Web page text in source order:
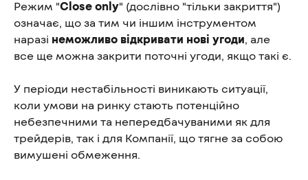
Режим "Close only" (дослівно "тільки закриття")
означає, що за тим чи іншим інструментом
наразі неможливо відкривати нові угоди, але
все ще можна закрити поточні угоди, якщо такі є.
У періоди нестабільності виникають ситуації,
коли умови на ринку стають потенційно
небезпечними та непередбачуваними як для
трейдерів, так і для Компанії, що тягне за собою
вимушені обмеження.